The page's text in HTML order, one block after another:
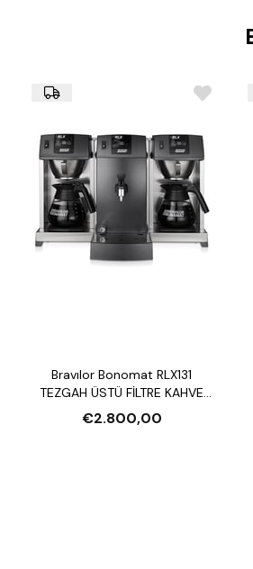
Bravılor Bonomat RLX131
TEZGAH ÜSTÜ FİLTRE KAHVE
MAKİNESİ VE SU ISITICI
€2.800,00